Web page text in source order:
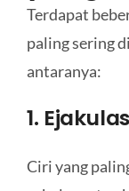
Terdapat
paling sering
antaranya:
1.
Ciri yang